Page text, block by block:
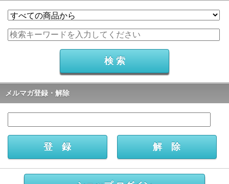
メルマガ登録・解除